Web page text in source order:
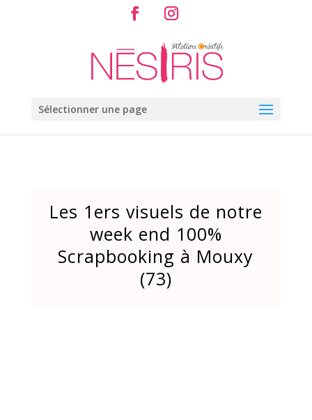
Sélectionner une page
Les 1ers visuels de notre
week end 100%
Scrapbooking à Mouxy
(73)